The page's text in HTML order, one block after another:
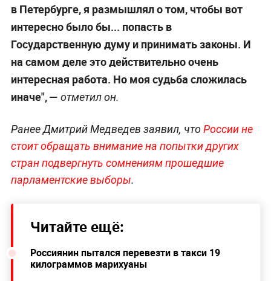
в Петербурге, я размышлял о том, чтобы вот
интересно было бы... попасть в
Государственную думу и принимать законы. И
на самом деле это действительно очень
интересная работа. Но моя судьба сложилась
иначе", — отметил он.
Ранее Дмитрий Медведев заявил, чтоРоссии не
стоит обращать внимание на попытки других
стран подвергнуть сомнениям прошедшие
парламентские выборы.
Читайте ещё:
Россиянин пытался перевезти в такси 19
килограммов марихуаны